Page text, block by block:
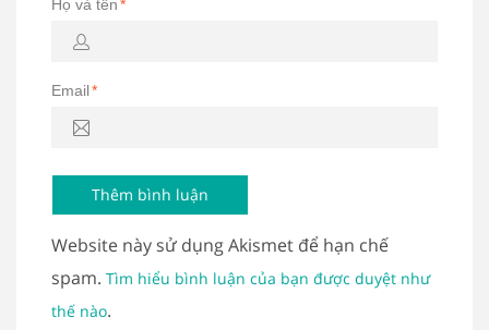
Họ và tên*
Email*
Website này sử dụng Akismet để hạn chế
spam. Tìm hiểu bình luận của bạn được duyệt như
thế nào.